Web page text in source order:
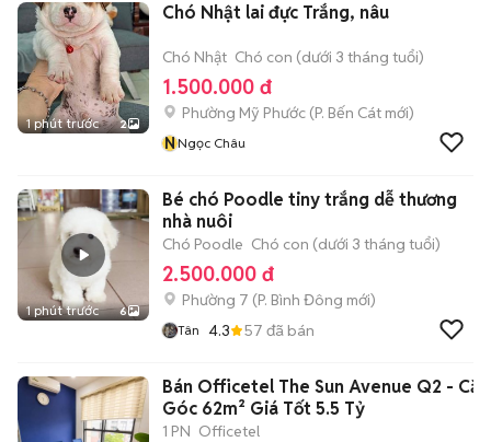
1 phút trước 2
Chó Nhật lai đực Trắng, nâu
Chó Nhật Chó con (dưới 3 tháng tuổi)
1.500.000 đ
Phường Mỹ Phước (P. Bến Cát mới)
NNgọc Châu
1 phút trước 6
Bé chó Poodle tiny trắng dễ thương
nhà nuôi
Chó Poodle Chó con (dưới 3 tháng tuổi)
2.500.000 đ
Phường 7 (P. Bình Đông mới)
Tân 4.3 57 đã bán
Bán Officetel The Sun Avenue Q2 - Căn
Góc 62m² Giá Tốt 5.5 Tỷ
1 PN Officetel